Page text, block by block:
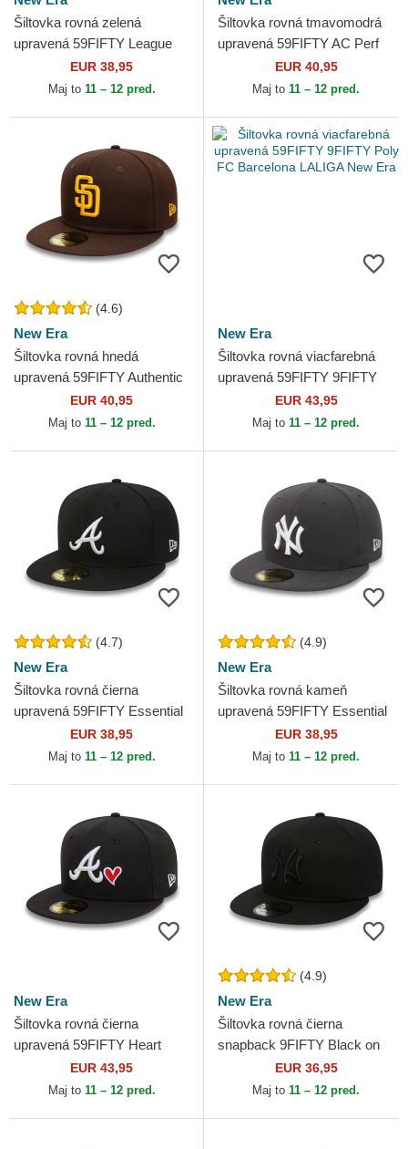
Šiltovka rovná zelená
upravená 59FIFTY League
Essential New York Yankees
MLB New Era
EUR 38,95
Maj to 11 – 12 pred.
Šiltovka rovná tmavomodrá
upravená 59FIFTY AC Perf
Detroit Tigers MLB New Era
EUR 40,95
Maj to 11 – 12 pred.
(4.6)
New Era
Šiltovka rovná hnedá
upravená 59FIFTY Authentic
On Field San Diego Padres
MLB New Era
EUR 40,95
Maj to 11 – 12 pred.
New Era
Šiltovka rovná viacfarebná
upravená 59FIFTY 9FIFTY
Poly FC Barcelona LALIGA
New Era
EUR 43,95
Maj to 11 – 12 pred.
(4.7)
New Era
Šiltovka rovná čierna
upravená 59FIFTY Essential
Atlanta Braves MLB New Era
EUR 38,95
Maj to 11 – 12 pred.
(4.9)
New Era
Šiltovka rovná kameň
upravená 59FIFTY Essential
New York Yankees MLB New
EUR 38,95
Maj to 11 – 12 pred.
New Era
Šiltovka rovná čierna
upravená 59FIFTY Heart
Icon Atlanta Braves MLB
New Era
EUR 43,95
Maj to 11 – 12 pred.
(4.9)
New Era
Šiltovka rovná čierna
snapback 9FIFTY Black on
Black New York Yankees
MLB New Era
EUR 36,95
Maj to 11 – 12 pred.